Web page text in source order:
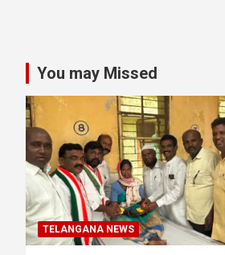
You may Missed
TELANGANA NEWS